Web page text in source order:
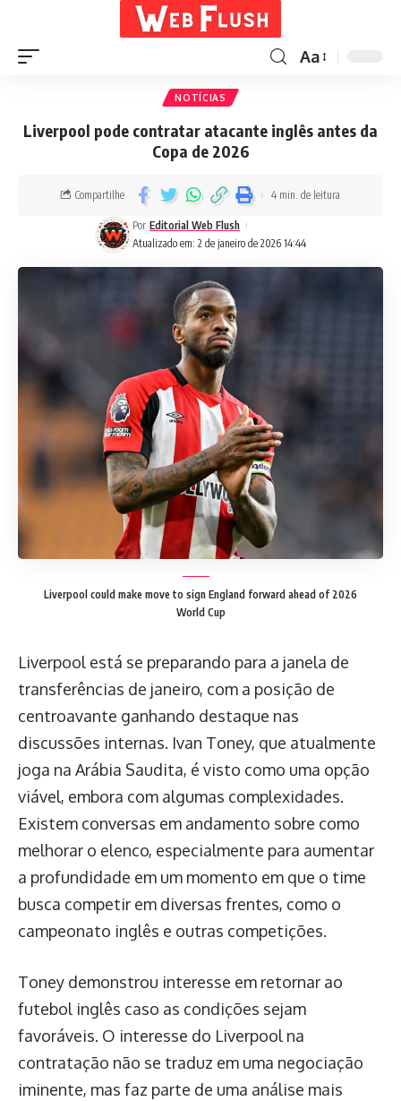
Aa
NOTÍCIAS
Liverpool pode contratar atacante inglês antes da
Copa de 2026
Atualizado em: 2 de janeiro de 2026 14:44
Por Editorial Web Flush
Compartilhe 4 min. de leitura
Liverpool could make move to sign England forward ahead of 2026
World Cup
Liverpool está se preparando para a janela de
transferências de janeiro, com a posição de
centroavante ganhando destaque nas
discussões internas. Ivan Toney, que atualmente
joga na Arábia Saudita, é visto como uma opção
viável, embora com algumas complexidades.
Existem conversas em andamento sobre como
melhorar o elenco, especialmente para aumentar
a profundidade em um momento em que o time
busca competir em diversas frentes, como o
campeonato inglês e outras competições.
Toney demonstrou interesse em retornar ao
futebol inglês caso as condições sejam
favoráveis. O interesse do Liverpool na
contratação não se traduz em uma negociação
iminente, mas faz parte de uma análise mais